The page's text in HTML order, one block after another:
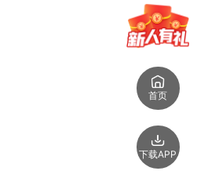
首页
下载APP